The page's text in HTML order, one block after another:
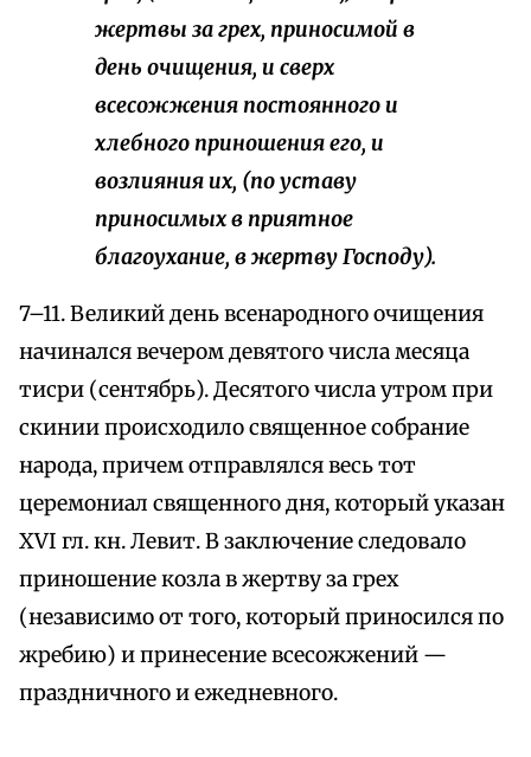
жертвы за грех, приносимой в
день очищения, и сверх
всесожжения постоянного и
хлебного приношения его, и
возлияния их, (по уставу
приносимых в приятное
благоухание, в жертву Господу).
7–11. Великий день всенародного очищения
начинался вечером девятого числа месяца
тисри (сентябрь). Десятого числа утром при
скинии происходило священное собрание
народа, причем отправлялся весь тот
церемониал священного дня, который указан
XVI гл. кн. Левит. В заключение следовало
приношение козла в жертву за грех
(независимо от того, который приносился по
жребию) и принесение всесожжений —
праздничного и ежедневного.